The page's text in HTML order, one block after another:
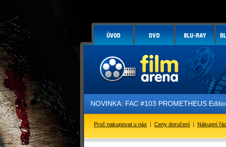
NOVINKA: FAC #103 PROMETHEUS
Proč nakupovat u nás | Ceny doručení | Nákupní